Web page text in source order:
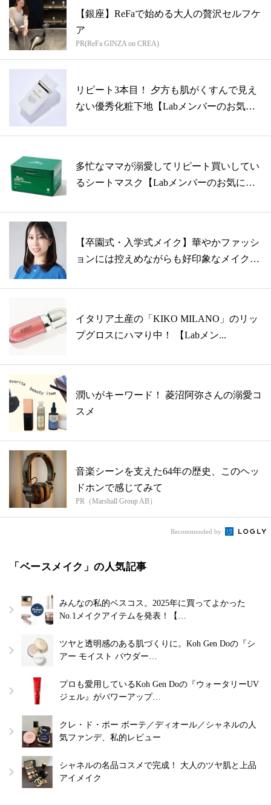
【銀座】ReFaで始める大人の贅沢セルフケ
ア
PR(ReFa GINZA on CREA)
リピート3本目！ 夕方も肌がくすんで見え
ない優秀化粧下地【Labメンバーのお気
多忙なママが溺愛してリピート買いしてい
るシートマスク【Labメンバーのお気に入
【卒園式・入学式メイク】華やかファッシ
ョンには控えめながらも好印象なメイクで
イタリア土産の「KIKO MILANO」のリッ
プグロスにハマり中！ 【Labメン...
潤いがキーワード！ 菱沼阿弥さんの溺愛コ
スメ
音楽シーンを支えた64年の歴史、このヘッ
ドホンで感じてみて
PR（Marshall Group AB）
Recommended by
「ベースメイク」の人気記事
みんなの私的ベスコス。2025年に買ってよかった
No.1メイクアイテムを発表！【…
ツヤと透明感のある肌づくりに。Koh Gen Doの『シ
アー モイスト パウダー…
プロも愛用しているKoh Gen Doの『ウォータリーUV
ジェル』がパワーアップ…
クレ・ド・ポー ボーテ／ディオール／シャネルの人
気ファンデ、私的レビュー
シャネルの名品コスメで完成！ 大人のツヤ肌と上品
アイメイク